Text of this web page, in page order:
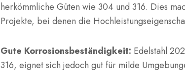
herkömmliche Güten wie 304 und 316. Dies
Projekte, bei denen die
Gute Korrosionsbeständigkeit: Edelstahl
316, eignet sich jedoch gut für milde